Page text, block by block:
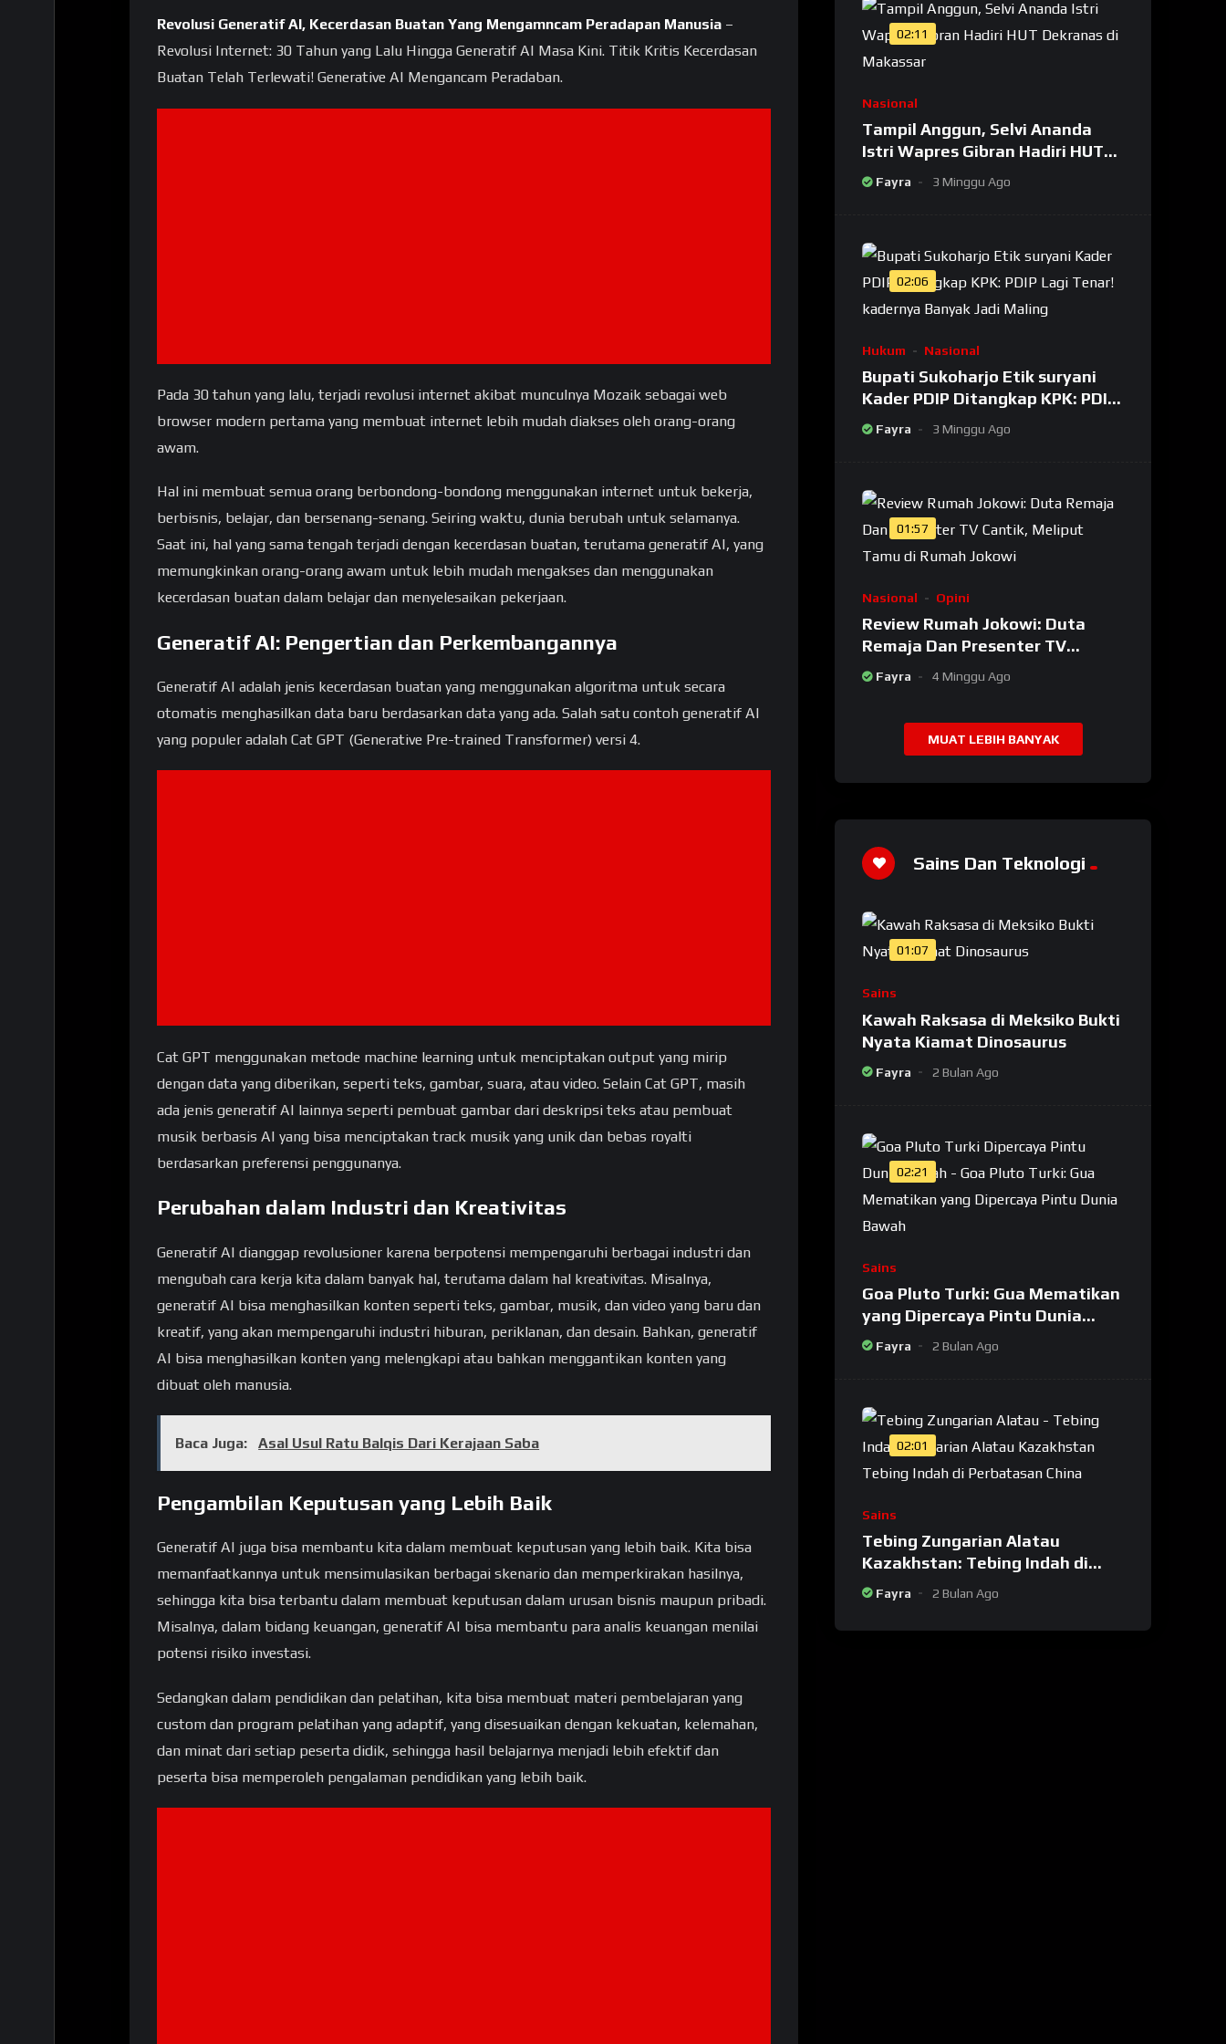
Revolusi Generatif AI, Kecerdasan Buatan Yang Mengamncam Peradapan Manusia –
Revolusi Internet: 30 Tahun yang Lalu Hingga Generatif AI Masa Kini. Titik Kritis Kecerdasan
Buatan Telah Terlewati! Generative AI Mengancam Peradaban.
Pada 30 tahun yang lalu, terjadi revolusi internet akibat munculnya Mozaik sebagai web
browser modern pertama yang membuat internet lebih mudah diakses oleh orang-orang
awam.
Hal ini membuat semua orang berbondong-bondong menggunakan internet untuk bekerja,
berbisnis, belajar, dan bersenang-senang. Seiring waktu, dunia berubah untuk selamanya.
Saat ini, hal yang sama tengah terjadi dengan kecerdasan buatan, terutama generatif AI, yang
memungkinkan orang-orang awam untuk lebih mudah mengakses dan menggunakan
kecerdasan buatan dalam belajar dan menyelesaikan pekerjaan.
Generatif AI: Pengertian dan Perkembangannya
Generatif AI adalah jenis kecerdasan buatan yang menggunakan algoritma untuk secara
otomatis menghasilkan data baru berdasarkan data yang ada. Salah satu contoh generatif AI
yang populer adalah Cat GPT (Generative Pre-trained Transformer) versi 4.
Cat GPT menggunakan metode machine learning untuk menciptakan output yang mirip
dengan data yang diberikan, seperti teks, gambar, suara, atau video. Selain Cat GPT, masih
ada jenis generatif AI lainnya seperti pembuat gambar dari deskripsi teks atau pembuat
musik berbasis AI yang bisa menciptakan track musik yang unik dan bebas royalti
berdasarkan preferensi penggunanya.
Perubahan dalam Industri dan Kreativitas
Generatif AI dianggap revolusioner karena berpotensi mempengaruhi berbagai industri dan
mengubah cara kerja kita dalam banyak hal, terutama dalam hal kreativitas. Misalnya,
generatif AI bisa menghasilkan konten seperti teks, gambar, musik, dan video yang baru dan
kreatif, yang akan mempengaruhi industri hiburan, periklanan, dan desain. Bahkan, generatif
AI bisa menghasilkan konten yang melengkapi atau bahkan menggantikan konten yang
dibuat oleh manusia.
Baca Juga: Asal Usul Ratu Balqis Dari Kerajaan Saba
Pengambilan Keputusan yang Lebih Baik
Generatif AI juga bisa membantu kita dalam membuat keputusan yang lebih baik. Kita bisa
memanfaatkannya untuk mensimulasikan berbagai skenario dan memperkirakan hasilnya,
sehingga kita bisa terbantu dalam membuat keputusan dalam urusan bisnis maupun pribadi.
Misalnya, dalam bidang keuangan, generatif AI bisa membantu para analis keuangan menilai
potensi risiko investasi.
Sedangkan dalam pendidikan dan pelatihan, kita bisa membuat materi pembelajaran yang
custom dan program pelatihan yang adaptif, yang disesuaikan dengan kekuatan, kelemahan,
dan minat dari setiap peserta didik, sehingga hasil belajarnya menjadi lebih efektif dan
peserta bisa memperoleh pengalaman pendidikan yang lebih baik.
02:11
Nasional
Tampil Anggun, Selvi Ananda
Istri Wapres Gibran Hadiri HUT
Dekranas di Makassar
Fayra 3 Minggu Ago
02:06
Hukum Nasional
Bupati Sukoharjo Etik suryani
Kader PDIP Ditangkap KPK: PDIP
Lagi Tenar! kadernya Banyak
Jadi Maling
Fayra 3 Minggu Ago
01:57
Nasional Opini
Review Rumah Jokowi: Duta
Remaja Dan Presenter TV
Cantik, Meliput Tamu di Rumah
Jokowi
Fayra 4 Minggu Ago
MUAT LEBIH BANYAK
Sains Dan Teknologi
01:07
Sains
Kawah Raksasa di Meksiko Bukti
Nyata Kiamat Dinosaurus
Fayra 2 Bulan Ago
02:21
Sains
Goa Pluto Turki: Gua Mematikan
yang Dipercaya Pintu Dunia
Bawah
Fayra 2 Bulan Ago
02:01
Sains
Tebing Zungarian Alatau
Kazakhstan: Tebing Indah di
Perbatasan Kazakhstan-China
Fayra 2 Bulan Ago